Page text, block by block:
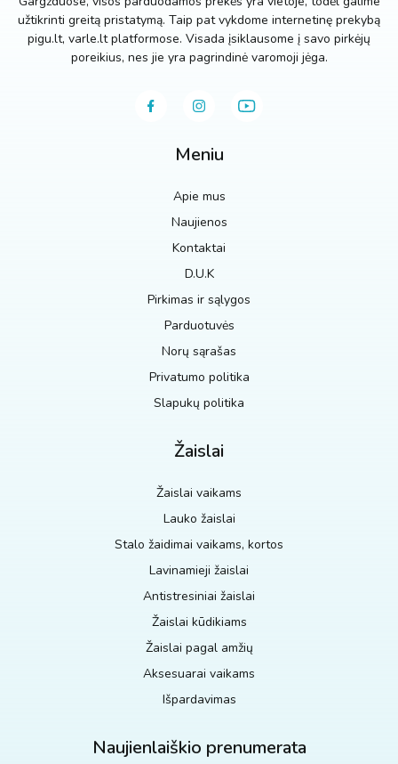
užtikrinti greitą pristatymą. Taip pat vykdome internetinę prekybą
pigu.lt, varle.lt platformose. Visada įsiklausome į savo pirkėjų
poreikius, nes jie yra pagrindinė varomoji jėga.
Meniu
Apie mus
Naujienos
Kontaktai
D.U.K
Pirkimas ir sąlygos
Parduotuvės
Norų sąrašas
Privatumo politika
Slapukų politika
Žaislai
Žaislai vaikams
Lauko žaislai
Stalo žaidimai vaikams, kortos
Lavinamieji žaislai
Antistresiniai žaislai
Žaislai kūdikiams
Žaislai pagal amžių
Aksesuarai vaikams
Išpardavimas
Naujienlaiškio prenumerata